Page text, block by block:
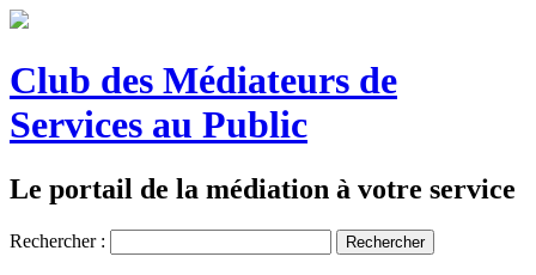
Club des Médiateurs de
Services au Public
Le portail de la médiation à votre service
Rechercher :